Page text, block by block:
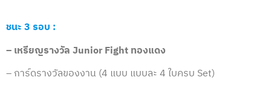
ชนะ 3 รอบ :
– เหรียญรางวัลJuniorFightทองแดง
– การ์ดรางวัลของงาน (4 แบบ แบบละ 4 ใบครบ Set)